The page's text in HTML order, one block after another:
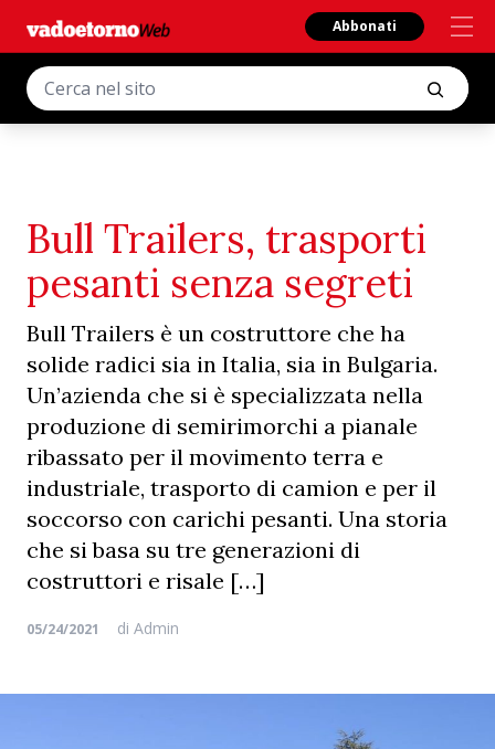
Abbonati
Bull Trailers, trasporti
pesanti senza segreti
Bull Trailers è un costruttore che ha
solide radici sia in Italia, sia in Bulgaria.
Un’azienda che si è specializzata nella
produzione di semirimorchi a pianale
ribassato per il movimento terra e
industriale, trasporto di camion e per il
soccorso con carichi pesanti. Una storia
che si basa su tre generazioni di
costruttori e risale […]
05/24/2021 di Admin